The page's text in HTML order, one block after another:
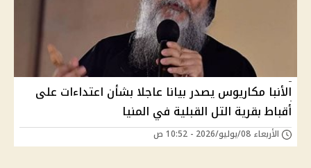
الأنبا مكاريوس يصدر بيانا عاجلا بشأن اعتداءات على
أقباط بقرية التل القبلية في المنيا
الأربعاء 08/يوليو/2026 - 10:52 ص